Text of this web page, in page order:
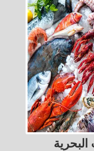
البحرية